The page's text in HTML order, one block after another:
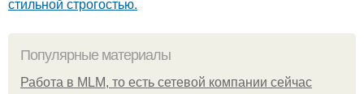
стильной строгостью.
Популярные материалы
Работа в MLM, то есть сетевой компании сейчас